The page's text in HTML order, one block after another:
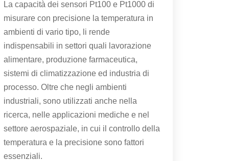
La capacità dei sensori Pt100 e Pt1000 di
misurare con precisione la temperatura in
ambienti di vario tipo, li rende
indispensabili in settori quali lavorazione
alimentare, produzione farmaceutica,
sistemi di climatizzazione ed industria di
processo. Oltre che negli ambienti
industriali, sono utilizzati anche nella
ricerca, nelle applicazioni mediche e nel
settore aerospaziale, in cui il controllo della
temperatura e la precisione sono fattori
essenziali.